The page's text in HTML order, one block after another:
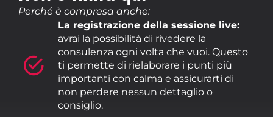
Perché è compresa anche:
La registrazione della sessione live:
avrai la possibilità di rivedere la
consulenza ogni volta che vuoi. Questo
ti permette di rielaborare i punti più
importanti con calma e assicurarti di
non perdere nessun dettaglio o
consiglio.